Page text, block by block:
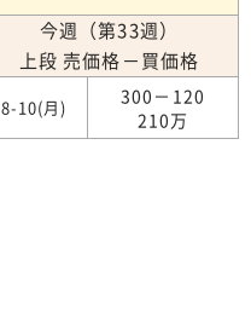
今週（第33週）
上段 売価格－買価格
8-10(月)
300－120
210万